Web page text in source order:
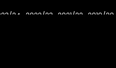
24 2022/23 2021/22 2019/20